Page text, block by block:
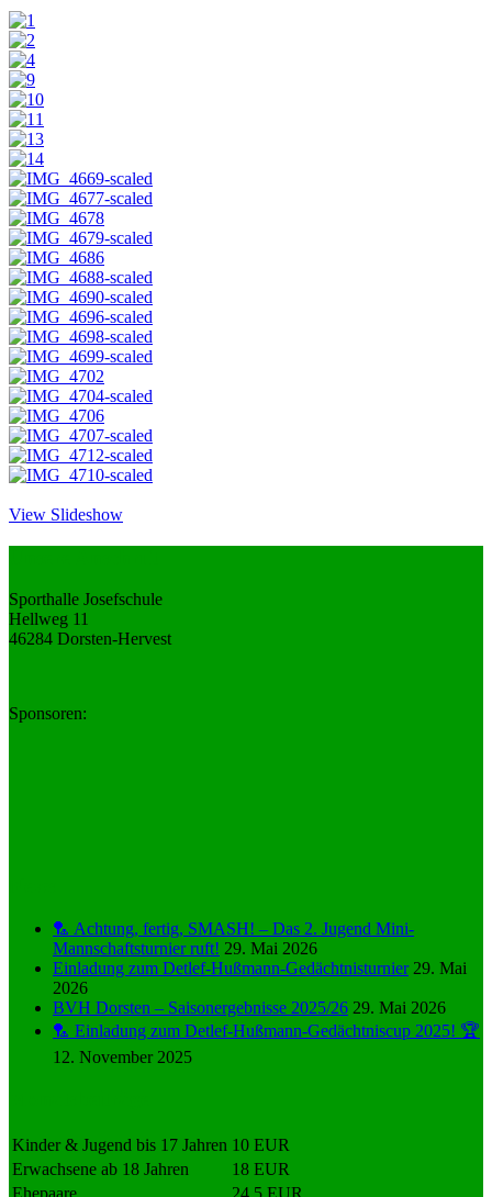
View Slideshow
Sporthalle Josefschule
Hellweg 11
46284 Dorsten-Hervest
Sponsoren:
🏸 Achtung, fertig, SMASH! – Das 2. Jugend Mini-
Mannschaftsturnier ruft! 29. Mai 2026
Einladung zum Detlef-Hußmann-Gedächtnisturnier 29. Mai
2026
BVH Dorsten – Saisonergebnisse 2025/26 29. Mai 2026
🏸 Einladung zum Detlef-Hußmann-Gedächtniscup 2025! 🏆
12. November 2025
Kinder & Jugend bis 17 Jahren 10 EUR
Erwachsene ab 18 Jahren
18 EUR